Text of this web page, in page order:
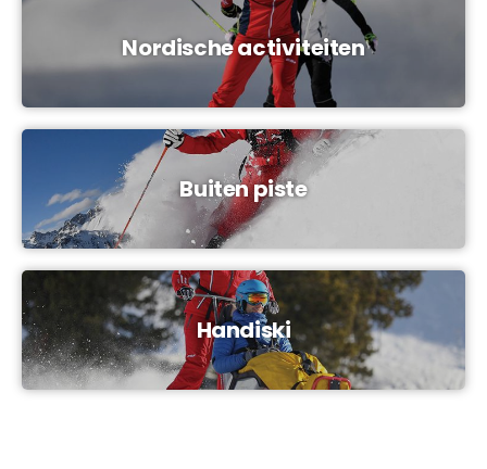
Nordische activiteiten
Buiten piste
Handiski